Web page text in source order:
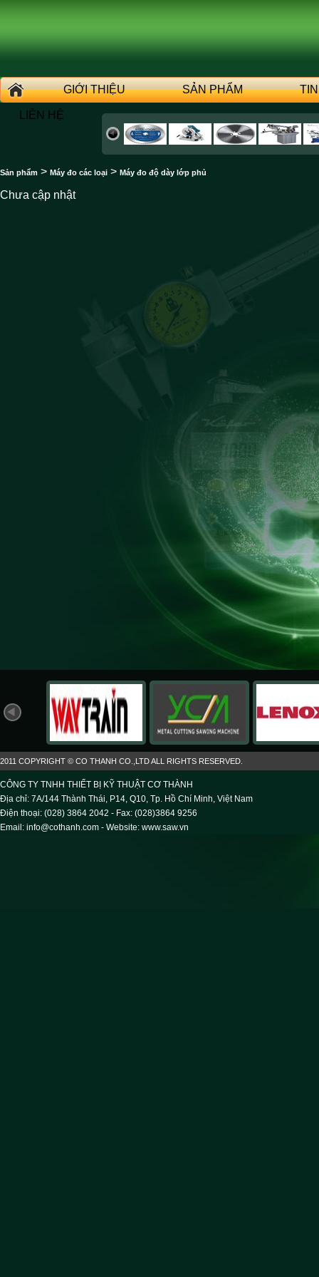
GIỚI THIỆU SẢN PHẨM
LIÊN HỆ
Sản phẩm > Máy đo các loại > Máy đo độ dày lớp phủ
Chưa cập nhật
2011 COPYRIGHT © CO THANH CO.,LTD ALL RIGHTS RESERVED.
CÔNG TY TNHH THIẾT BỊ KỸ THUẬT CƠ THÀNH
Địa chỉ: 7A/144 Thành Thái, P14, Q10, Tp. Hồ Chí Minh, Việt Nam
Điện thoại: (028) 3864 2042 - Fax: (028)3864 9256
Email: info@cothanh.com - Website: www.saw.vn